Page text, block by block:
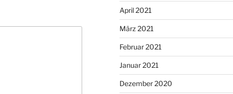
April 2021
März 2021
Februar 2021
Januar 2021
Dezember 2020